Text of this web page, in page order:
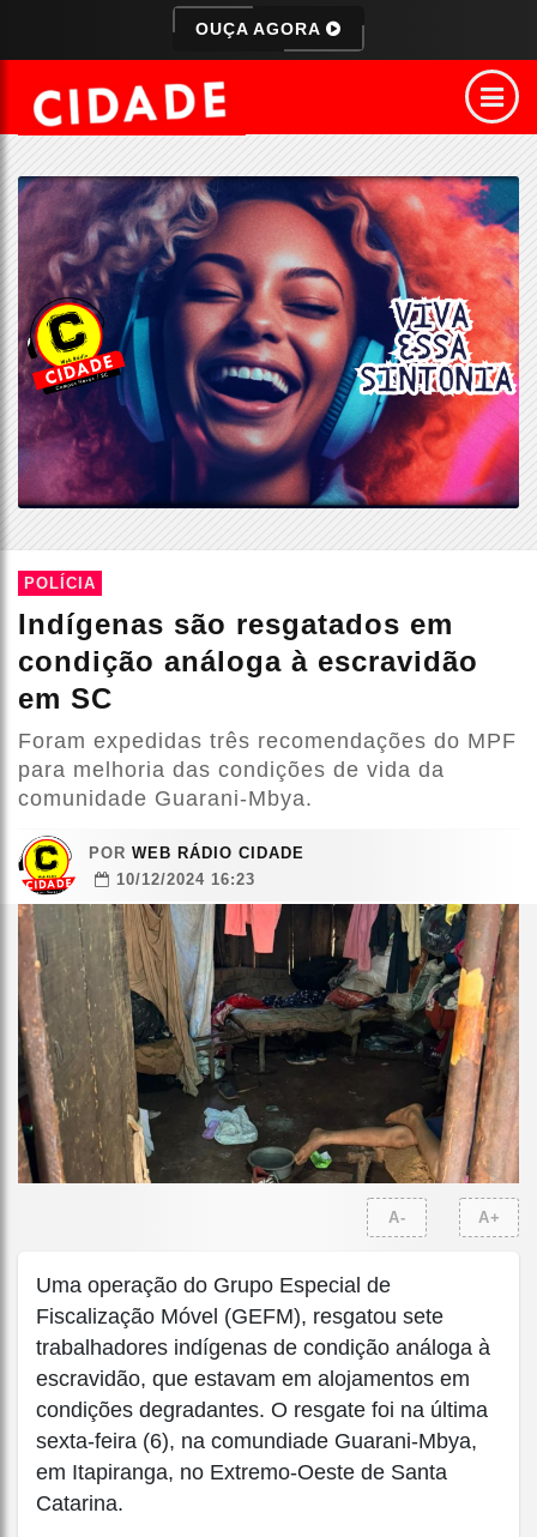
OUÇA AGORA
POLÍCIA
Indígenas são resgatados em
condição análoga à escravidão
em SC
Foram expedidas três recomendações do MPF
para melhoria das condições de vida da
comunidade Guarani-Mbya.
POR WEB RÁDIO CIDADE
10/12/2024 16:23
A- A+
Uma operação do Grupo Especial de
Fiscalização Móvel (GEFM), resgatou sete
trabalhadores indígenas de condição análoga à
escravidão, que estavam em alojamentos em
condições degradantes. O resgate foi na última
sexta-feira (6), na comundiade Guarani-Mbya,
em Itapiranga, no Extremo-Oeste de Santa
Catarina.